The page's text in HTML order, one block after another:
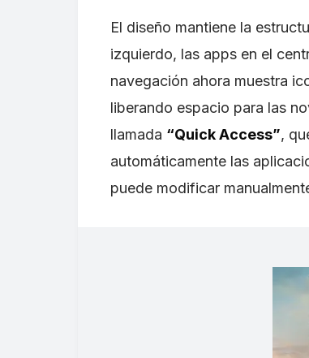
El diseño mantiene la
izquierdo, las apps en el
navegación ahora muestra
liberando espacio para las
llamada “Quick Access”,
automáticamente las
puede modificar